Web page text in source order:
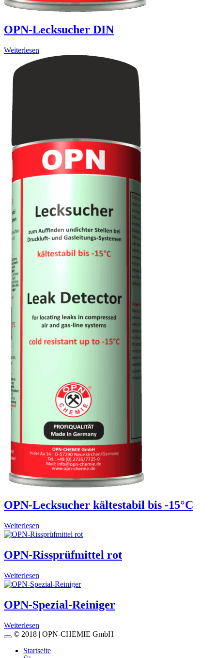
OPN-Lecksucher DIN
Weiterlesen
OPN-Lecksucher kältestabil bis -15°C
Weiterlesen
OPN-Rissprüfmittel rot
Weiterlesen
OPN-Spezial-Reiniger
Weiterlesen
© 2018 | OPN-CHEMIE GmbH
Startseite